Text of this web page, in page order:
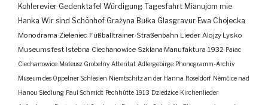
Kohlerevier Gedenktafel Würdigung Tagesfahrt Mianujom mie
Hanka Wir sind Schönhof Grażyna Bułka Glasgravur Ewa Chojecka
Monodrama Zieleniec Fußballtrainer Straßenbahn Lieder Alojzy Lysko
Museumsfest Istebna Ciechanowice Szklana Manufaktura 1932 Pałac
Ciechanowice Mateusz Grobelny Attentat Adlergebirge Phonogramm-Archiv
Museum des Oppelner Schlesien Niemtschitz an der Hanna Roseldorf Némčice nad
Hanou Siedlung Paul Schmidt Pechhütte 1913 Dziedzice Kirchenlieder